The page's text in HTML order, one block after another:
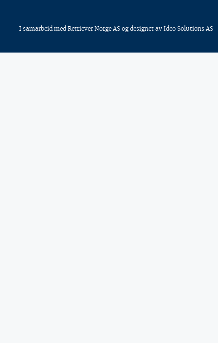
I samarbeid med Retriever Norge AS og designet av Ideo Solutions AS